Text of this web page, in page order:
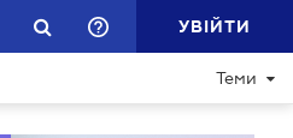
УВІЙТИ
Теми